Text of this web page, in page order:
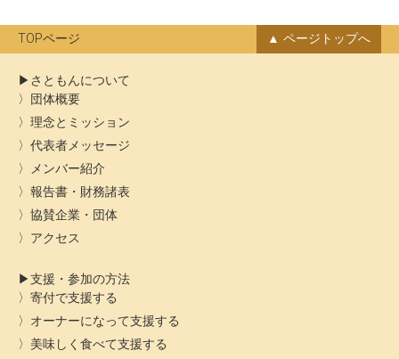
ブ
TOPページ ページトップへ
さともんについて
団体概要
理念とミッション
代表者メッセージ
メンバー紹介
報告書・財務諸表
協賛企業・団体
アクセス
支援・参加の方法
寄付で支援する
オーナーになって支援する
美味しく食べて支援する